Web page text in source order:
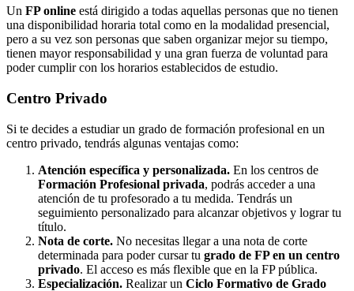
Un FP online está dirigido a todas aquellas personas que no tienen
una disponibilidad horaria total como en la modalidad presencial,
pero a su vez son personas que saben organizar mejor su tiempo,
tienen mayor responsabilidad y una gran fuerza de voluntad para
poder cumplir con los horarios establecidos de estudio.
Centro Privado
Si te decides a estudiar un grado de formación profesional en un
centro privado, tendrás algunas ventajas como:
Atención específica y personalizada. En los centros de
Formación Profesional privada, podrás acceder a una
atención de tu profesorado a tu medida. Tendrás un
seguimiento personalizado para alcanzar objetivos y lograr tu
título.
Nota de corte. No necesitas llegar a una nota de corte
determinada para poder cursar tu grado de FP en un centro
privado. El acceso es más flexible que en la FP pública.
Especialización. Realizar un Ciclo Formativo de Grado